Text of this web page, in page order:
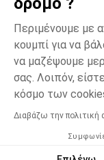
Περιμένουμε με
κουμπί για να
να μαζέψουμε
σας. Λοιπόν,
κόσμο των
Διαβάζω την πολιτική
Μαύρο
H Orchestra
μεσολάβησης της